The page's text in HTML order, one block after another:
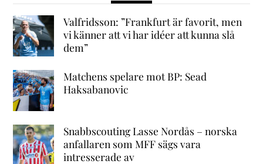
Valfridsson: ”Frankfurt är favorit, men
vi känner att vi har idéer att kunna slå
dem”
Matchens spelare mot BP: Sead
Haksabanovic
Snabbscouting Lasse Nordås – norska
anfallaren som MFF sägs vara
intresserade av